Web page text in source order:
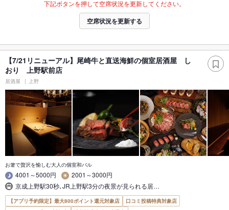
下記ボタンを押して空席状況を更新してください。
空席状況を更新する
【7/21リニューアル】尾崎牛と直送海鮮の個室居酒屋 し
おり 上野駅前店
居酒屋 上野
お箸で贅沢を愉しむ大人の個室和バル
4001～5000円
2001～3000円
京成上野駅30秒､JR上野駅3分の夜景が見られる居…
【アプリ予約限定】最大800ポイント還元対象店
口コミ投稿特典対象店